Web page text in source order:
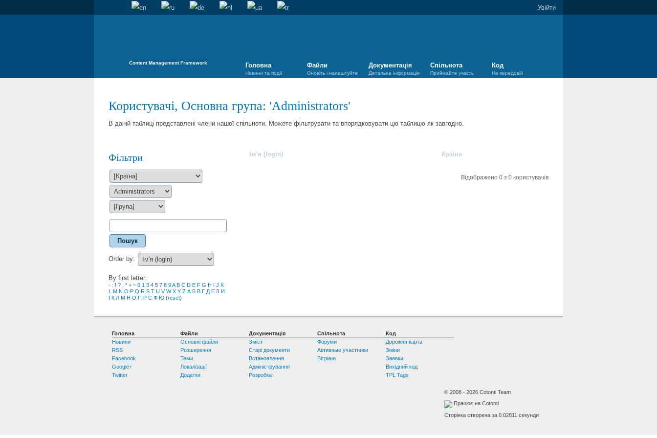
Увійти
Content Management Framework Головна
Новини та події
Файли
Оновіть і налаштуйте
Документація
Детальна інформація
Спільнота
Приймайте участь
Код
На передовій
Користувачі, Основна група: 'Administrators'
В даній таблиці представлені члени нашої спільноти. Можете фільтрувати та впорядковувати цю таблицю як завгодно.
Фільтри
Пошук
Order by:
By first letter:
- : ! ? * + ~ 0 1 3 4 5 7 8 9A B C D E F G H J K
M N O P Q R S T U V W X Y Z А Б В Г Д Е З И
К Л М Н О П Р С Ф Ю (reset)
Ім'я (login) Країна
Відображено 0 з 0 користувачів
Головна
Новини
RSS
Facebook
Google+
Twitter
Файли
Основні файли
Розширення
Теми
Локалізації
Додатки
Документація
Зміст
Старі документи
Встановлення
Адміністрування
Розробка
Спільнота
Форуми
Активные участники
Вітрина
Код
Дорожня карта
Зміни
Заявки
Вихідний код
TPL Tags
© 2008 - 2026 Cotonti Team
Працює на Cotonti
Сторінка створена за 0.02811 секунди